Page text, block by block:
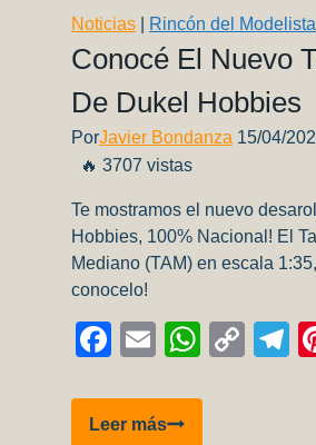
Corsair
(5001)
–
Parte
Noticias Rincón del Modelista
Conocé El Nuevo
De Dukel Hobbies
PorJavier Bondanza 15/04/
🔥 3707 vistas
Te mostramos el nuevo
Hobbies, 100% Nacional! El
Mediano (TAM) en escala
conocelo!
Facebook
Email
Leer másConocé